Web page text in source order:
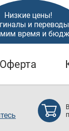
Низкие цены!
и
время и
Оферта